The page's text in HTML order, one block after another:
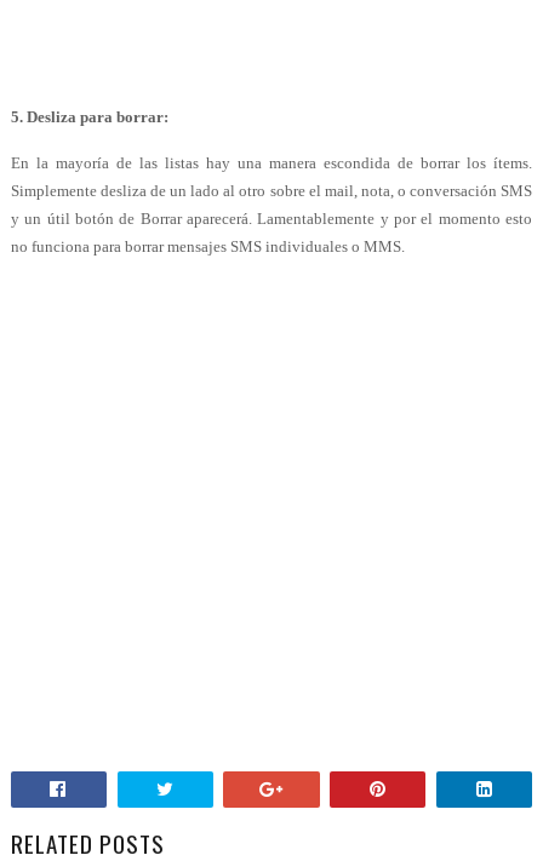
5. Desliza para borrar:
En la mayoría de las listas hay una manera escondida de borrar los ítems.
Simplemente desliza de un lado al otro sobre el mail, nota, o conversación SMS
y un útil botón de Borrar aparecerá. Lamentablemente y por el momento esto
no funciona para borrar mensajes SMS individuales o MMS.
RELATED POSTS